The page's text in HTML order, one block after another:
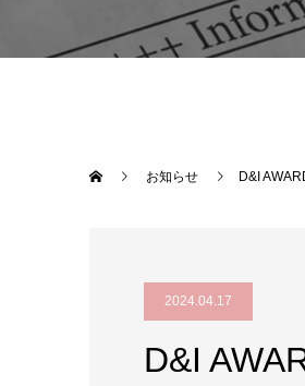
お知らせ D&I
2024.04.17
D&I